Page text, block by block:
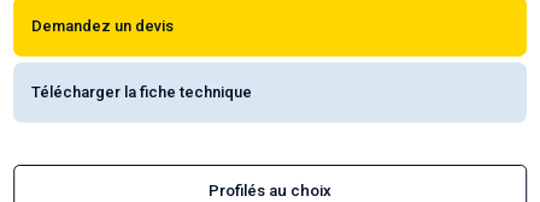
Demandez un devis
Télécharger la fiche technique
Profilés au choix